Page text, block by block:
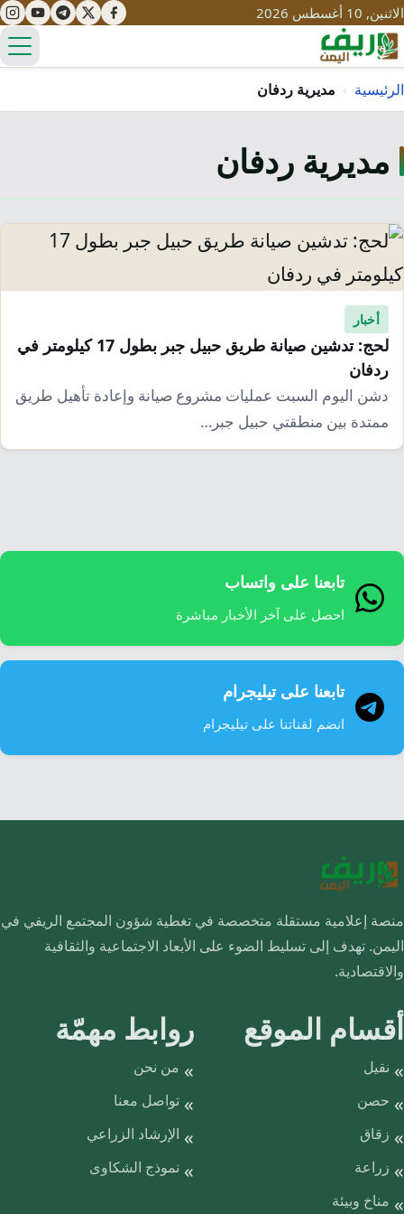
الاثنين, 10 أغسطس 2026
مياه
قصص نجاح
مبادرات
سياحة
تراث
ثقافة
التغير المناخي
محميات
التلوث
تحديات
حلول
إرشاد زراعي
نساء
معيشة
انفوجرافيك
الرئيسية › مديرية ردفان
مديرية ردفان
أخبار
لحج: تدشين صيانة طريق حبيل جبر بطول 17 كيلومتر في
ردفان
دشن اليوم السبت عمليات مشروع صيانة وإعادة تأهيل طريق
ممتدة بين منطقتي حبيل جبر…
تابعنا على واتساب
احصل على آخر الأخبار مباشرة
تابعنا على تيليجرام
انضم لقناتنا على تيليجرام
منصة إعلامية مستقلة متخصصة في تغطية شؤون المجتمع الريفي في
اليمن. تهدف إلى تسليط الضوء على الأبعاد الاجتماعية والثقافية
والاقتصادية.
أقسام الموقع
نقيل
حصن
زقاق
زراعة
مناخ وبيئة
روابط مهمّة
من نحن
تواصل معنا
الإرشاد الزراعي
نموذج الشكاوى